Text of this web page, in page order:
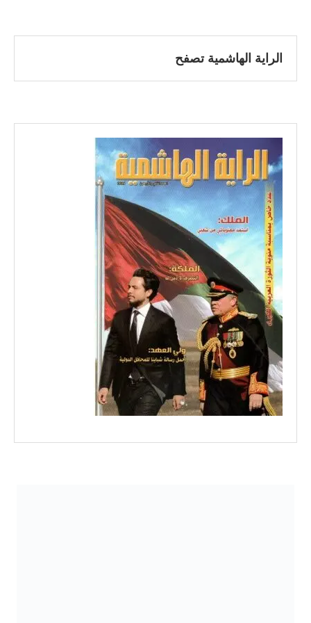
الراية الهاشمية تصفح